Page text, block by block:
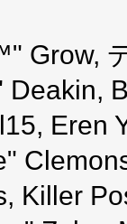
Grow,
Deakin,
Eren
Killer